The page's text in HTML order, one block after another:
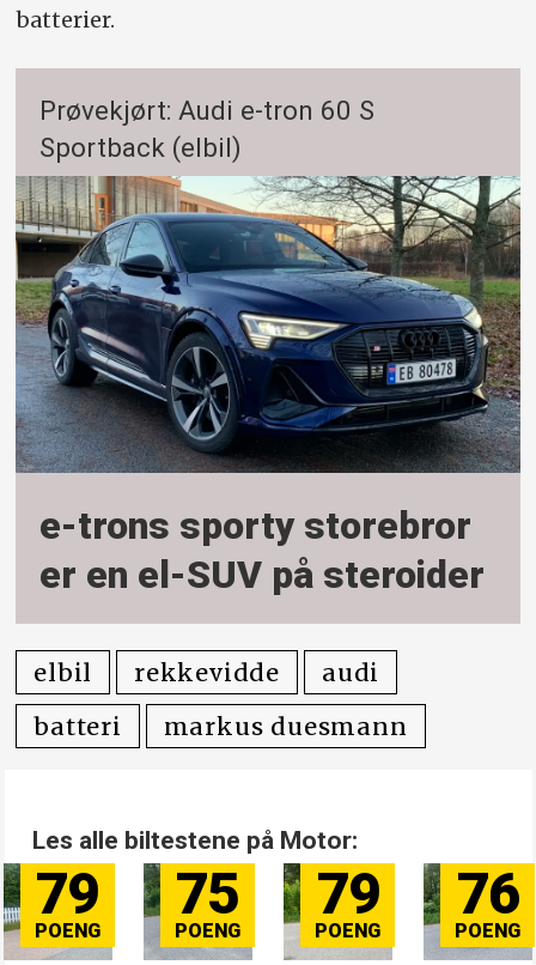
batterier.
Prøvekjørt: Audi e-tron 60 S
Sportback (elbil)
e-trons sporty storebror
er en el-SUV på steroider
elbil rekkevidde
audi
batteri
markus duesmann
Les alle biltestene på Motor:
79 75 79 76